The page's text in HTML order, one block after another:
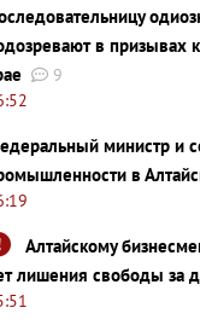
в призывах
9
министр и
в
Алтайскому
лишения свободы за